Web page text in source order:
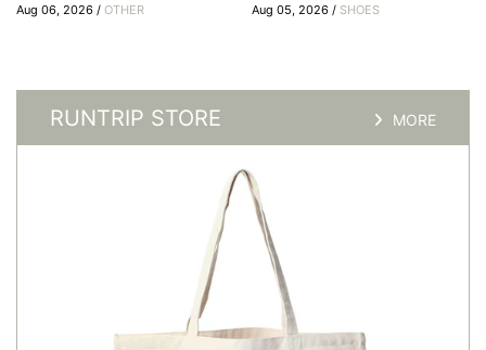
Aug 06, 2026 / OTHER Aug 05, 2026 / SHOES
RUNTRIP STORE MORE